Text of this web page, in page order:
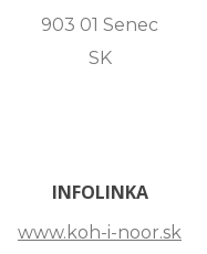
903 01 Senec
SK
INFOLINKA
www.koh-i-noor.sk